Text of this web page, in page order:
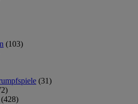
(103)
(31)
(428)